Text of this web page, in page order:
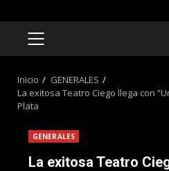
MENÚ
Inicio
GENERALES
La exitosa Teatro Ciego llega con
Plata
GENERALES
La exitosa Teatro